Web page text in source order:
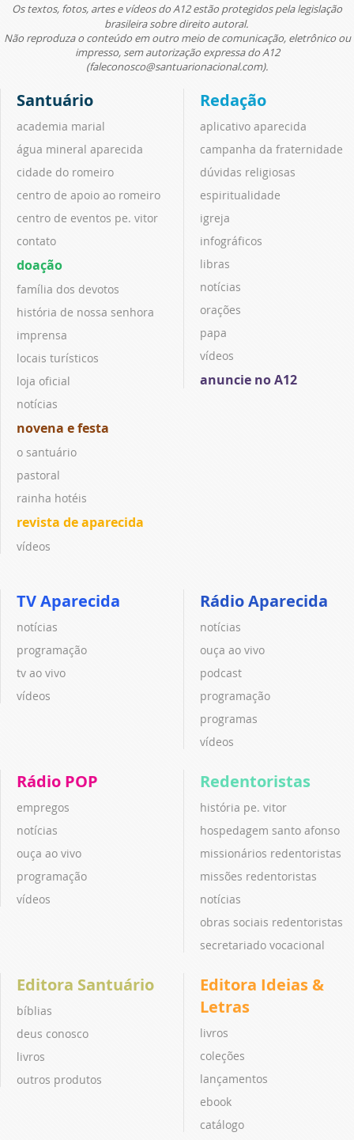
Os textos, fotos, artes e vídeos do A12 estão protegidos pela legislação
brasileira sobre direito autoral.
Não reproduza o conteúdo em outro meio de comunicação, eletrônico ou
impresso, sem autorização expressa do A12
(faleconosco@santuarionacional.com).
Santuário
academia marial
água mineral aparecida
cidade do romeiro
centro de apoio ao romeiro
centro de eventos pe. vitor
contato
doação
família dos devotos
história de nossa senhora
imprensa
locais turísticos
loja oficial
notícias
novena e festa
o santuário
pastoral
rainha hotéis
revista de aparecida
vídeos
Redação
aplicativo aparecida
campanha da fraternidade
dúvidas religiosas
espiritualidade
igreja
infográficos
libras
notícias
orações
papa
vídeos
anuncie no A12
TV Aparecida
notícias
programação
tv ao vivo
vídeos
Rádio Aparecida
notícias
ouça ao vivo
podcast
programação
programas
vídeos
Rádio POP
empregos
notícias
ouça ao vivo
programação
vídeos
Redentoristas
história pe. vitor
hospedagem santo afonso
missionários redentoristas
missões redentoristas
notícias
obras sociais redentoristas
secretariado vocacional
Editora Santuário
bíblias
deus conosco
livros
outros produtos
Editora Ideias &
Letras
livros
coleções
lançamentos
ebook
catálogo